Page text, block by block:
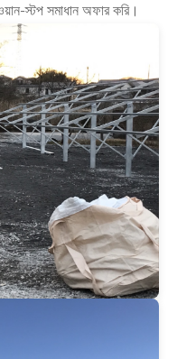
স্টপ সমাধান অফার করি।